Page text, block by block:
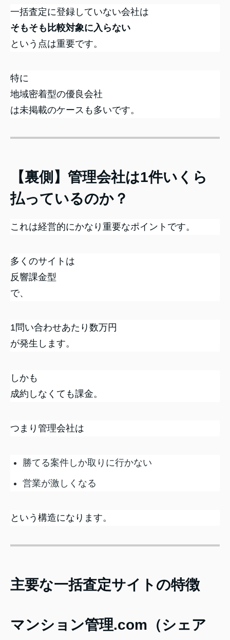
一括査定に登録していない会社は
そもそも比較対象に入らない
という点は重要です。
特に
地域密着型の優良会社
は未掲載のケースも多いです。
【裏側】管理会社は1件いくら
払っているのか？
これは経営的にかなり重要なポイントです。
多くのサイトは
反響課金型
で、
1問い合わせあたり数万円
が発生します。
しかも
成約しなくても課金。
つまり管理会社は
勝てる案件しか取りに行かない
営業が激しくなる
という構造になります。
主要な一括査定サイトの特徴
マンション管理.com（シェア